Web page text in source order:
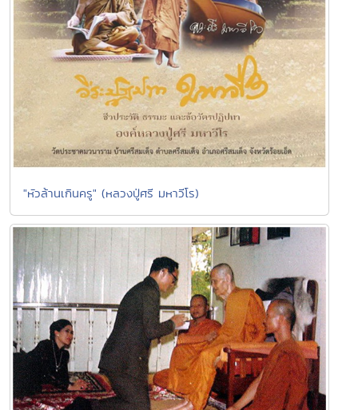
"หัวล้านเกินครู" (หลวงปู่ศรี มหาวีโร)